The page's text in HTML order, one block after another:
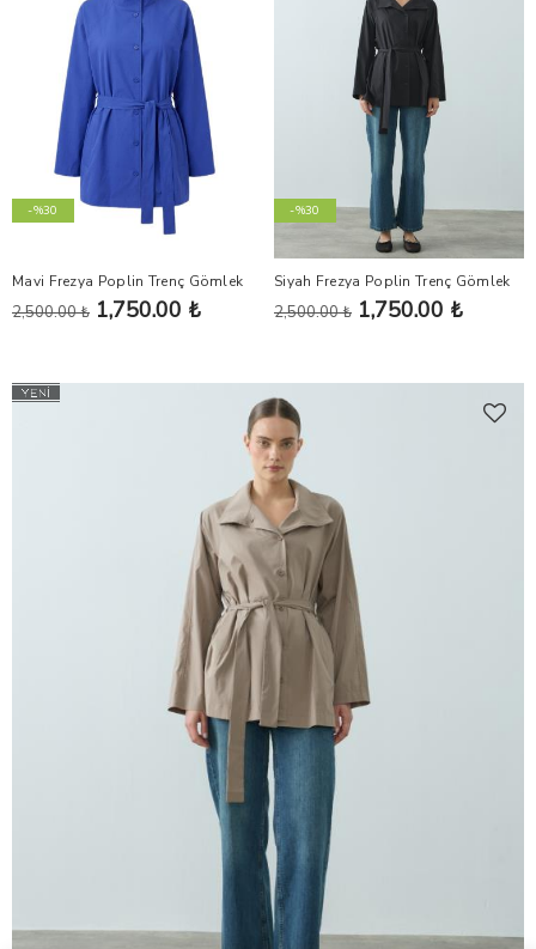
-%30
Mavi Frezya Poplin Trenç Gömlek
2,500.00 ₺ 1,750.00 ₺
-%30
Siyah Frezya Poplin Trenç Gömlek
2,500.00 ₺ 1,750.00 ₺